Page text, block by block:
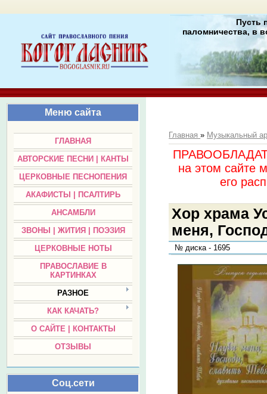
Пусть
паломничества, в
Меню сайта
ГЛАВНАЯ
АВТОРСКИЕ ПЕСНИ | КАНТЫ
ЦЕРКОВНЫЕ ПЕСНОПЕНИЯ
АКАФИСТЫ | ПСАЛТИРЬ
АНСАМБЛИ
ЗВОНЫ | ЖИТИЯ | ПОЭЗИЯ
ЦЕРКОВНЫЕ НОТЫ
ПРАВОСЛАВИЕ В
КАРТИНКАХ
РАЗНОЕ
КАК КАЧАТЬ?
О САЙТЕ | КОНТАКТЫ
ОТЗЫВЫ
Соц.сети
Главная» Музыкальный
на этом сайте
его
Хор храма
меня,
№ диска - 1695